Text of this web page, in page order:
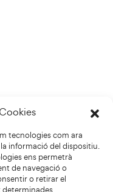
tecnologies com ara
informació del dispositiu.
ens permetrà
de navegació o
o retirar el